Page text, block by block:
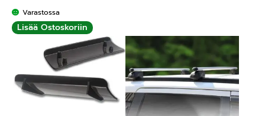
Varastossa
Lisää Ostoskoriin